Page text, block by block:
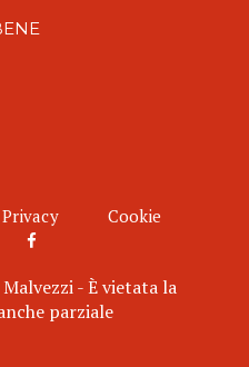
Privacy Cookie
- È vietata la
parziale